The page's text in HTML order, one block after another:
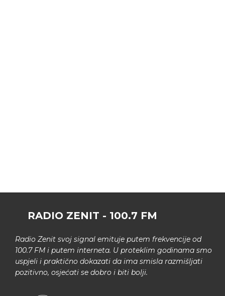
RADIO ZENIT - 100.7 FM
Radio Zenit svoj signal emituje putem frekvencije od
100.7 FM i putem interneta. U proteklim godinama smo
uspjeli i praktično dokazati da ima smisla razmišljati
pozitivno, osjećati se dobro i biti bolji.